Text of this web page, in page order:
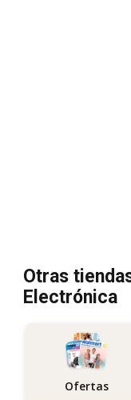
Otras
Electrónica
Ofertas